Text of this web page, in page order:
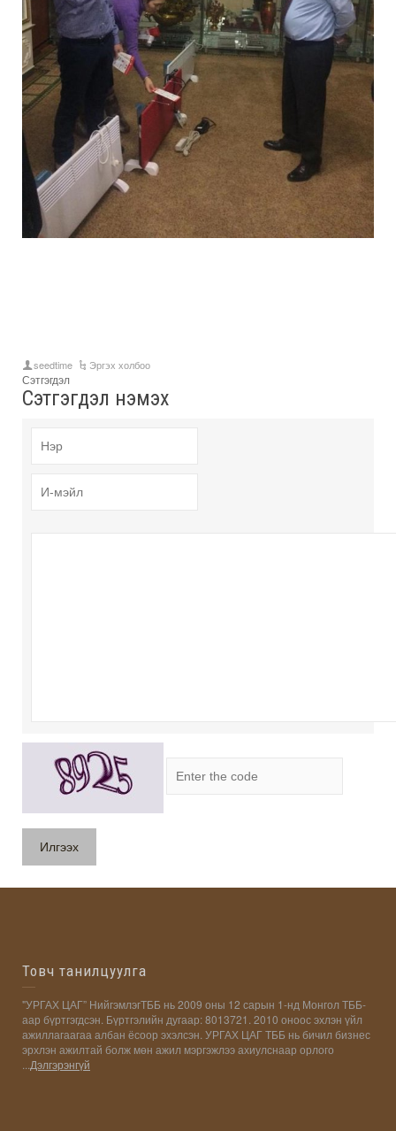
seedtime Эргэх холбоо
Сэтгэгдэл
Сэтгэгдэл нэмэх
Товч танилцуулга
"УРГАХ ЦАГ” НийгэмлэгТББ нь 2009 оны 12 сарын 1-нд Монгол ТББ-
аар бүртгэгдсэн. Бүртгэлийн дугаар: 8013721. 2010 оноос эхлэн үйл
ажиллагаагаа албан ёсоор эхэлсэн. УРГАХ ЦАГ ТББ нь бичил бизнес
эрхлэн ажилтай болж мөн ажил мэргэжлээ ахиулснаар орлого
...Дэлгэрэнгүй